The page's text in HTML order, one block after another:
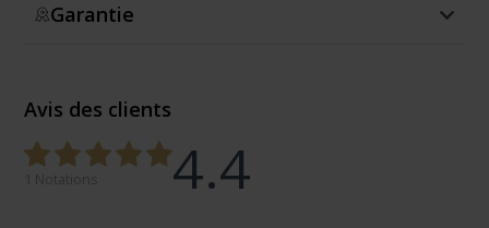
Garantie
Avis des clients
4.4